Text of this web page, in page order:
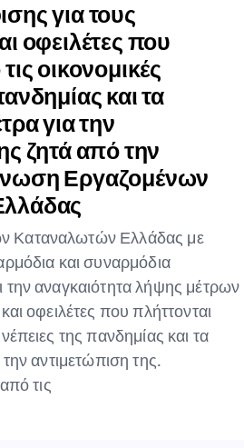
για τους
οφειλέτες που
οικονομικές
και τα
για την
ζητά από την
Εργαζομένων
Καταναλωτών Ελλάδας με
και συναρμόδια
την αναγκαιότητα λήψης μέτρων
οφειλέτες που πλήττονται
της πανδημίας και τα
την αντιμετώπιση της.
τις